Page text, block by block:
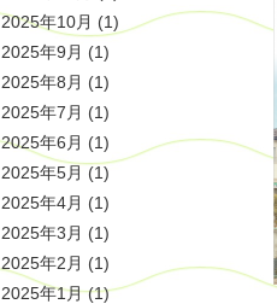
2025年10月 (1)
2025年9月 (1)
2025年8月 (1)
2025年7月 (1)
2025年6月 (1)
2025年5月 (1)
2025年4月 (1)
2025年3月 (1)
2025年2月 (1)
2025年1月(1)